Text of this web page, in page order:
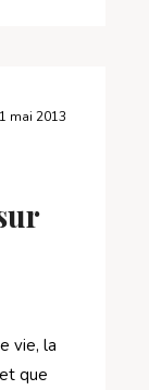
mai 2013
vie, la
que